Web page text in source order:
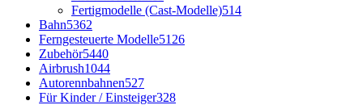
Fertigmodelle (Cast-Modelle)514
Bahn5362
Ferngesteuerte Modelle5126
Zubehör5440
Airbrush1044
Autorennbahnen527
Für Kinder / Einsteiger328